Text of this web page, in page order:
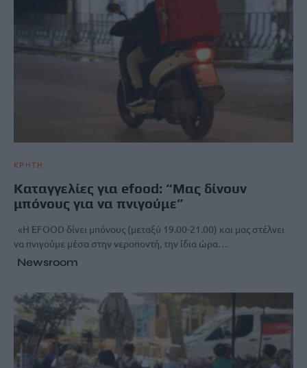
ΚΡΗΤΗ
Καταγγελίες για efood: “Μας δίνουν
μπόνους για να πνιγούμε”
«Η EFOOD δίνει μπόνους (μεταξύ 19.00-21.00) και μας στέλνει
να πνιγούμε μέσα στην νεροποντή, την ίδια ώρα…
Newsroom